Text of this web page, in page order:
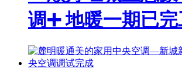
调➕ 地暖一期已